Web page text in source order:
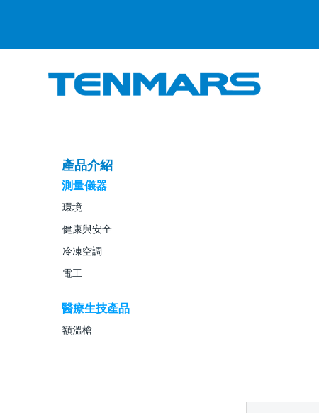
產品介紹
測量儀器
環境
健康與安全
冷凍空調
電工
醫療生技產品
額溫槍